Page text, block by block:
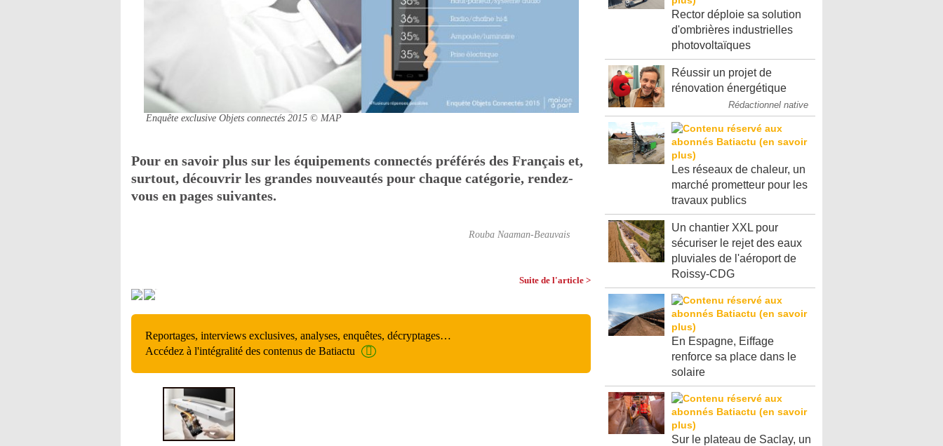
Enquête exclusive Objets connectés 2015 © MAP
Pour en savoir plus sur les équipements connectés préférés des Français et,
surtout, découvrir les grandes nouveautés pour chaque catégorie, rendez-
vous en pages suivantes.
Rouba Naaman-Beauvais
Suite de l'article >
Reportages, interviews exclusives, analyses, enquêtes, décryptages…
Accédez à l'intégralité des contenus de Batiactu
Rector déploie sa solution
d'ombrières industrielles
photovoltaïques
Réussir un projet de
rénovation énergétique
Rédactionnel native
Les réseaux de chaleur, un
marché prometteur pour les
travaux publics
Un chantier XXL pour
sécuriser le rejet des eaux
pluviales de l'aéroport de
Roissy-CDG
En Espagne, Eiffage
renforce sa place dans le
solaire
Sur le plateau de Saclay, un